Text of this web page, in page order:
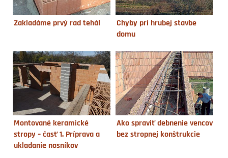
Zakladáme prvý rad tehál
Chyby pri hrubej stavbe
domu
Montované keramické
stropy – časť 1. Príprava a
ukladanie nosníkov
Ako spraviť debnenie vencov
bez stropnej konštrukcie